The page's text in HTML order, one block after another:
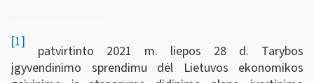
[1]
patvirtinto 2021 m. liepos 28 d. Tarybos
įgyvendinimo sprendimu dėl Lietuvos ekonomikos